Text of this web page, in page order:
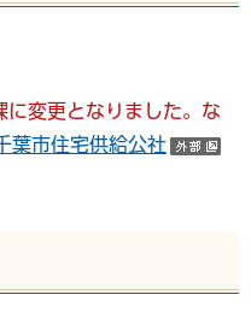
変更となりました。な
葉市住宅供給公社